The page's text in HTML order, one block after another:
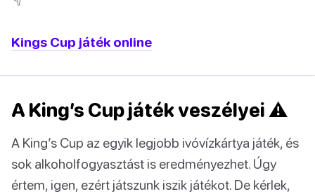
Kings Cup játék online
A King’s Cup játék veszélyei ⚠️
A King’s Cup az egyik legjobb ivóvízkártya játék, és
sok alkoholfogyasztást is eredményezhet. Úgy
értem, igen, ezért játszunk iszik játékot. De kérlek,